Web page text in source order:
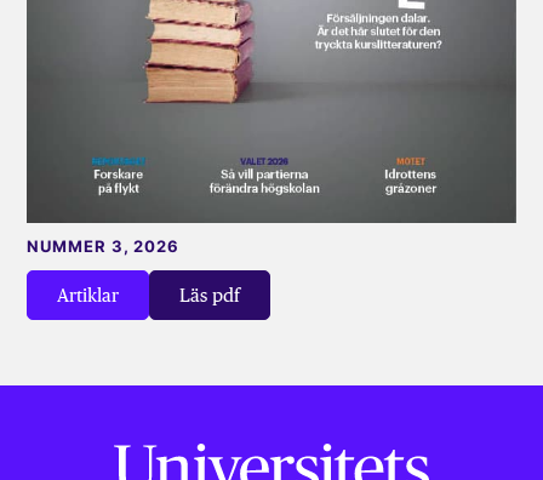
Artiklar Läs pdf
NUMMER 3, 2026